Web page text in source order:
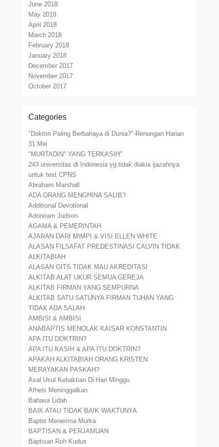
June 2018
May 2018
April 2018
March 2018
February 2018
January 2018
December 2017
November 2017
October 2017
Categories
"Doktrin Paling Berbahaya di Dunia?"-Renungan Harian
31 Mei
"MURTADIN" YANG TERKASIH"
243 universitas di Indonesia yg tidak diakui ijazahnya
untuk test CPNS
Abraham Marshall
ADA ORANG MENGHINA SALIB?
Additional Devotional
Adoniram Judson
AGAMA & PEMERINTAH
AJARAN DARI MIMPI & VISI ELLEN WHITE
ALASAN FILSAFAT PREDESTINASI CALVIN TIDAK
ALKITABIAH
ALASAN GITS TIDAK MAU AKREDITASI
ALKITAB ALAT UKUR SEMUA GEREJA
ALKITAB FIRMAN YANG SEMPURNA
ALKITAB SATU-SATUNYA FIRMAN TUHAN YANG
TIDAK ADA SALAH
AMBISI & AMBISI
ANABAPTIS MENOLAK KAISAR KONSTANTIN
APA ITU DOKTRIN?
APA ITU KASIH & APA ITU DOKTRIN?
APAKAH ALKITABIAH ORANG KRISTEN
MERAYAKAN PASKAH?
Asal Usul Kebaktian Di Hari Minggu
Atheis Meninggalkan
Bahasa Lidah
BAIK ATAU TIDAK BAIK WAKTUNYA
Baptis Menerima Murka
BAPTISAN & PERJAMUAN
Baptisan Roh Kudus